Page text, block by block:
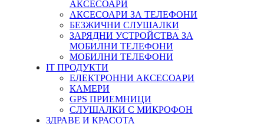
АКСЕСОАРИ
АКСЕСОАРИ ЗА ТЕЛЕФОНИ
БЕЗЖИЧНИ СЛУШАЛКИ
ЗАРЯДНИ УСТРОЙСТВА ЗА
МОБИЛНИ ТЕЛЕФОНИ
МОБИЛНИ ТЕЛЕФОНИ
IT ПРОДУКТИ
ЕЛЕКТРОННИ АКСЕСОАРИ
КАМЕРИ
GPS ПРИЕМНИЦИ
СЛУШАЛКИ С МИКРОФОН
ЗДРАВЕ И КРАСОТА